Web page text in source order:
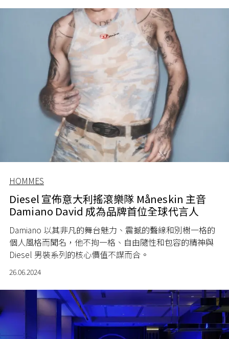
HOMMES
Diesel 宣佈意大利搖滾樂隊 Måneskin 主音
Damiano David 成為品牌首位全球代言人
Damiano 以其非凡的舞台魅力、震撼的聲線和別樹一格的
個人風格而聞名，他不拘一格、自由隨性和包容的精神與
Diesel 男裝系列的核心價值不謀而合。
26.06.2024